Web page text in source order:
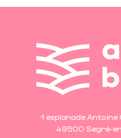
1 esplanade Antoine
49500 Segré-